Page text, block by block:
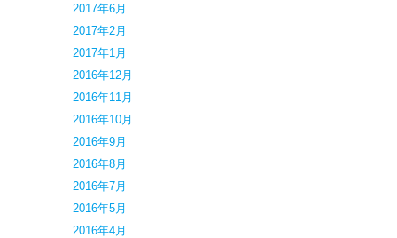
2017年6月
2017年2月
2017年1月
2016年12月
2016年11月
2016年10月
2016年9月
2016年8月
2016年7月
2016年5月
2016年4月